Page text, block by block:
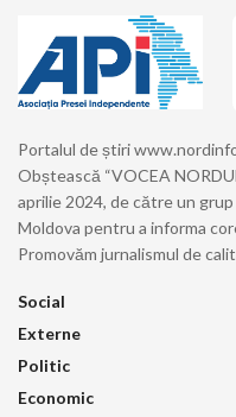
Portalul de știri
Obștească “VOCEA
aprilie 2024, de către un
Moldova pentru a informa
Promovăm jurnalismul de
Social
Externe
Politic
Economic